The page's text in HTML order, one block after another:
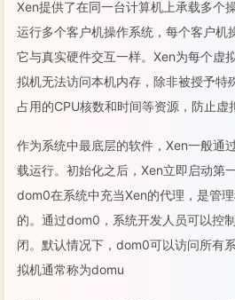
Xen提供了在同一台计算机上承载多个
运行多个客户机操作系统，每个客户机
它与真实硬件交互一样。Xen为每个虚
拟机无法访问本机内存，除非被授予特
占用的CPU核数和时间等资源，防止虚
作为系统中最底层的软件，Xen一般通
载运行。初始化之后，Xen立即启动第
dom0在系统中充当Xen的代理，是管
的。通过dom0，系统开发人员可以控
闭。默认情况下，dom0可以访问所有
拟机通常称为domu